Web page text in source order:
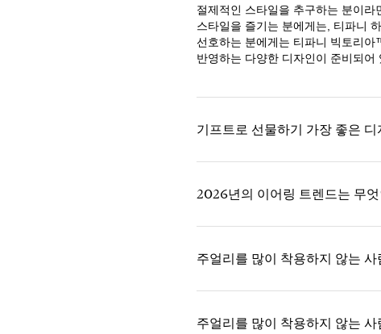
절제적인 스타일을 추구하는 분이
스타일을 즐기는 분에게는, 티파니
선호하는 분에게는 티파니 빅토리
반영하는 다양한 디자인이 준비되
기프트로 선물하기 가장 좋은
2026년의 이어링 트렌드는 무
주얼리를 많이 착용하지 않는
주얼리를 많이 착용하지 않는